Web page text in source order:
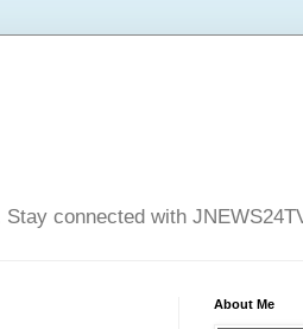
connected with
About Me